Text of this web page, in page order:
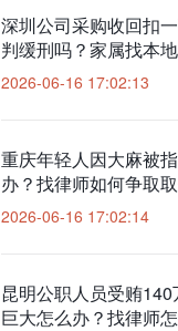
深圳公司采购收回扣
判缓刑吗？家属找本
审流水？
2026-06-16 17:02:13
重庆年轻人因大麻被
办？找律师如何争取
2026-06-16 17:02:14
昆明公职人员受贿
巨大怎么办？找律师